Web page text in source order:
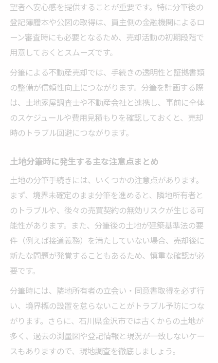
望者へ安心感を提供することが重要です。特に分筆後の
登記簿謄本や公図の取得は、買主側の金融機関によるロ
ーン審査時にも必要となるため、売却活動の初期段階で
用意しておくとスムーズです。
分筆による不動産売却では、手続きの透明性と証拠書類
の整備が信頼性向上につながります。分筆を計画する際
は、土地家屋調査士や不動産会社と連携し、事前に全体
のスケジュールや費用見積もりを確認しておくと、売却
時のトラブル回避につながります。
土地分筆時に発生する主な注意点まとめ
土地の分筆手続きには、いくつかの注意点があります。
まず、境界未確定のまま分筆を進めると、隣地所有者と
のトラブルや、後々の売買契約の無効リスクが生じる可
能性があります。また、分筆後の土地が建築基準法の要
件（例えば接道義務）を満たしていない場合、売却後に
新たな問題が発覚することもあるため、慎重な確認が必
要です。
分筆時には、隣地所有者の立会い・同意書取得を必ず行
い、境界標の設置を怠らないことがトラブル予防につな
がります。さらに、石川県金沢市では古くからの土地が
多く、過去の測量図や登記情報と現況が一致しないケー
スもありますので、現地調査を徹底しましょう。